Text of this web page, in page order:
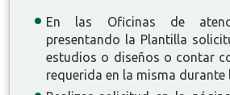
En las Oficinas de
presentando la Plantilla
estudios o diseños o contar
requerida en la misma durante